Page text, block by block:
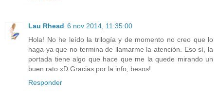
Lau Rhead 6 nov 2014, 11:35:00
Hola! No he leído la trilogía y de momento no creo que lo
haga ya que no termina de llamarme la atención. Eso sí, la
portada tiene algo que hace que me la quede mirando un
buen rato xD Gracias por la info, besos!
Responder